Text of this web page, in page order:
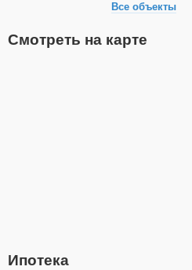
Все объекты
Смотреть на карте
Ипотека